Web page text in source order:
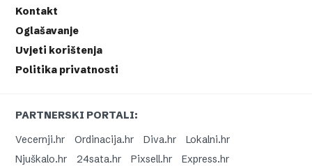
Kontakt
Oglašavanje
Uvjeti korištenja
Politika privatnosti
PARTNERSKI PORTALI:
Vecernji.hr
Ordinacija.hr Diva.hr
Lokalni.hr
Njuškalo.hr
24sata.hr Pixsell.hr Express.hr